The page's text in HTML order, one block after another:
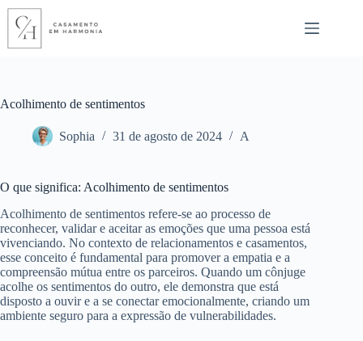
Pular
para
conteúdo
Acolhimento de sentimentos
Sophia 31 de agosto de 2024 A
O que significa: Acolhimento de sentimentos
Acolhimento de sentimentos refere-se ao processo de
reconhecer, validar e aceitar as emoções que uma pessoa está
vivenciando. No contexto de relacionamentos e casamentos,
esse conceito é fundamental para promover a empatia e a
compreensão mútua entre os parceiros. Quando um cônjuge
acolhe os sentimentos do outro, ele demonstra que está
disposto a ouvir e a se conectar emocionalmente, criando um
ambiente seguro para a expressão de vulnerabilidades.